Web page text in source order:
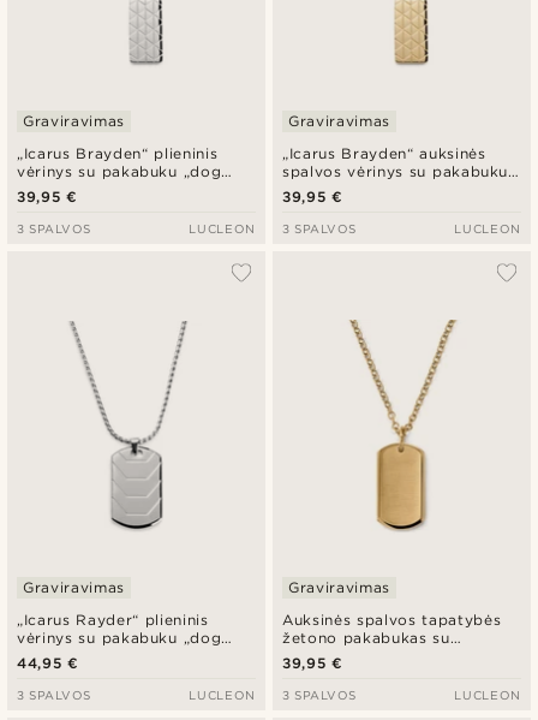
„Icarus Brayden“ plieninis
vėrinys su pakabuku „dog
tag“
Graviravimas
39,95 €
3 SPALVOS LUCLEON
„Icarus Brayden“ auksinės
spalvos vėrinys su pakabuku
„dog tag“
Graviravimas
39,95 €
3 SPALVOS LUCLEON
„Icarus Rayder“ plieninis
vėrinys su pakabuku „dog
tag“
Graviravimas
44,95 €
3 SPALVOS LUCLEON
Auksinės spalvos tapatybės
žetono pakabukas su
grandinėle
Graviravimas
39,95 €
3 SPALVOS LUCLEON